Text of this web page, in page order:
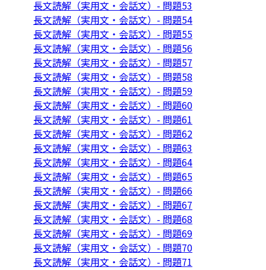
長文読解（実用文・会話文）- 問題53
長文読解（実用文・会話文）- 問題54
長文読解（実用文・会話文）- 問題55
長文読解（実用文・会話文）- 問題56
長文読解（実用文・会話文）- 問題57
長文読解（実用文・会話文）- 問題58
長文読解（実用文・会話文）- 問題59
長文読解（実用文・会話文）- 問題60
長文読解（実用文・会話文）- 問題61
長文読解（実用文・会話文）- 問題62
長文読解（実用文・会話文）- 問題63
長文読解（実用文・会話文）- 問題64
長文読解（実用文・会話文）- 問題65
長文読解（実用文・会話文）- 問題66
長文読解（実用文・会話文）- 問題67
長文読解（実用文・会話文）- 問題68
長文読解（実用文・会話文）- 問題69
長文読解（実用文・会話文）- 問題70
長文読解（実用文・会話文）- 問題71